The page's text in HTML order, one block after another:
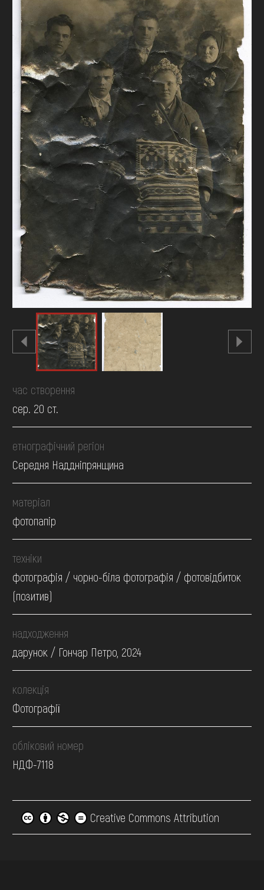
ОНЛАЙН-КРАМНИЦЯ
ПІДТРИМАТИ
час створення
сер. 20 ст.
етнографічний регіон
Середня Наддніпрянщина
матеріал
фотопапір
техніки
фотографія / чорно-біла фотографія / фотовідбиток
(позитив)
надходження
дарунок / Гончар Петро, 2024
колекція
Фотографії
обліковий номер
НДФ-7118
Creative Commons Attribution